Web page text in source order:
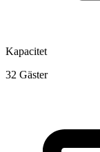
Kapacitet
32 Gäster